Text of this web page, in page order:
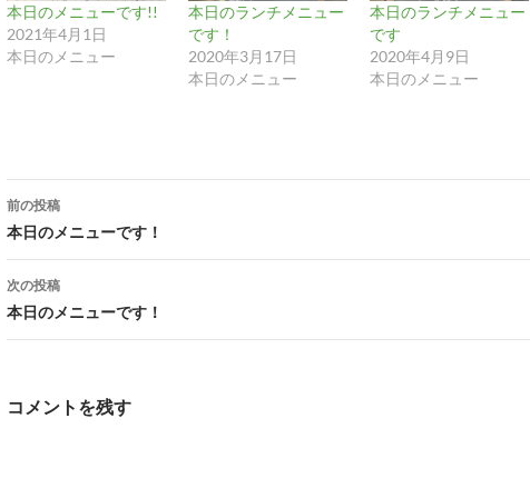
本日のメニューです!!
2021年4月1日
本日のメニュー
本日のランチメニュー
です！
2020年3月17日
本日のメニュー
本日のランチメニュー
です
2020年4月9日
本日のメニュー
投
稿
ナ
ビ
ゲ
前の投稿
本日のメニューです！
次の投稿
本日のメニューです！
コメントを残す